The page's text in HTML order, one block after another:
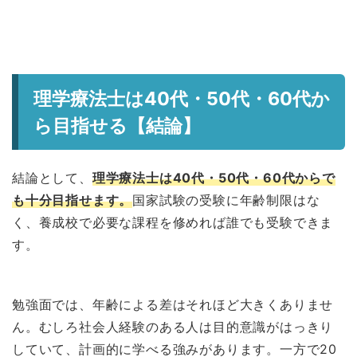
理学療法士は40代・50代・60代か
ら目指せる【結論】
結論として、 理学療法士は40代・50代・60代からで
も十分目指せます。国家試験の受験に年齢制限はな
く、養成校で必要な課程を修めれば誰でも受験できま
す。
勉強面では、年齢による差はそれほど大きくありませ
ん。むしろ社会人経験のある人は目的意識がはっきり
していて、計画的に学べる強みがあります。一方で20